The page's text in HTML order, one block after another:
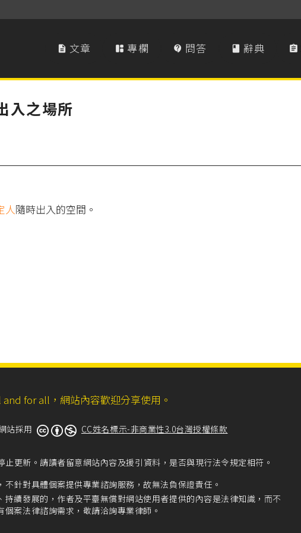
 文章  專欄  問答  辭典 
入之場所
人隨時出入的空間。
and for all，網站內容歡迎分享使用。
站採用 CC姓名標示-非商業性3.0台灣授權條款
止更新。請讀者留意網站內容及援引資料，是否與現行法令規定相符。
針對具體個案提供專業諮詢服務，故無法負保證責任。
持續發展的，作者及平臺無償對網站使用者提供的內容是法律知識，而不
案法律諮詢需求，敬請洽詢專業律師。